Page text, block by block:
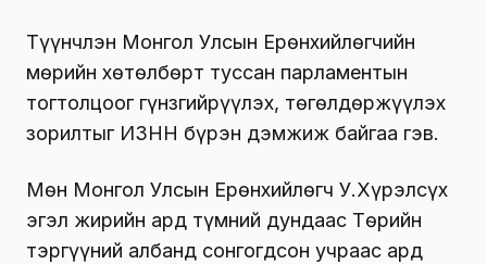
Түүнчлэн Монгол Улсын Ерөнхийлөгчийн
мөрийн хөтөлбөрт туссан парламентын
тогтолцоог гүнзгийрүүлэх, төгөлдөржүүлэх
зорилтыг ИЗНН бүрэн дэмжиж байгаа гэв.
Мөн Монгол Улсын Ерөнхийлөгч У.Хүрэлсүх
эгэл жирийн ард түмний дундаас Төрийн
тэргүүний албанд сонгогдсон учраас ард